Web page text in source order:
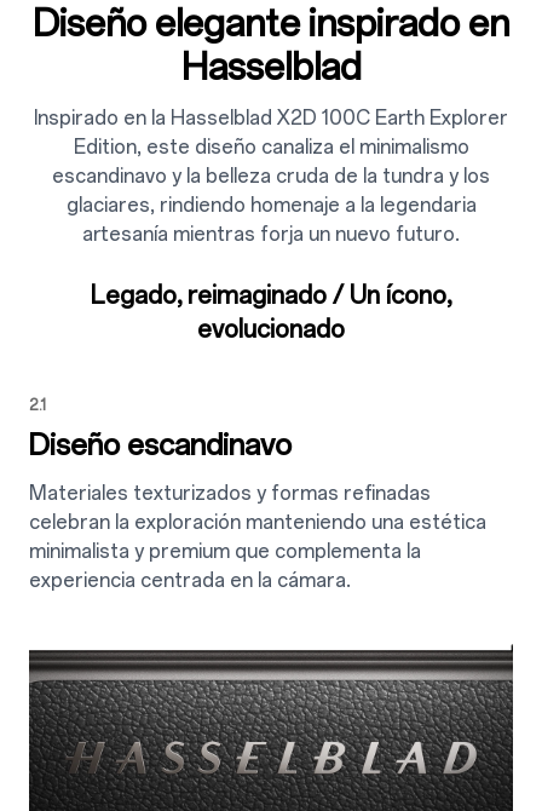
Diseño elegante inspirado en
Hasselblad
Inspirado en la Hasselblad X2D 100C Earth Explorer
Edition, este diseño canaliza el minimalismo
escandinavo y la belleza cruda de la tundra y los
glaciares, rindiendo homenaje a la legendaria
artesanía mientras forja un nuevo futuro.
Legado, reimaginado / Un ícono,
evolucionado
2.1
Diseño escandinavo
Materiales texturizados y formas refinadas
celebran la exploración manteniendo una estética
minimalista y premium que complementa la
experiencia centrada en la cámara.